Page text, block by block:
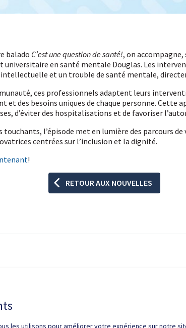
balado C’est une question de santé!, on
universitaire en santé mentale Douglas. Les
intellectuelle et un trouble de santé mentale,
ces professionnels adaptent leurs
et des besoins uniques de chaque personne. Cette
d’éviter des hospitalisations et de favoriser
touchants, l’épisode met en lumière des parcours
centrées sur l’inclusion et la dignité.
!
RETOUR AUX NOUVELLES
les utilisons pour améliorer votre expérience sur notre